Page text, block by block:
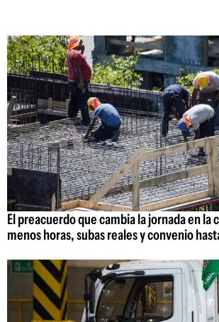
El preacuerdo que cambia la jornada en la
menos horas, subas reales y convenio